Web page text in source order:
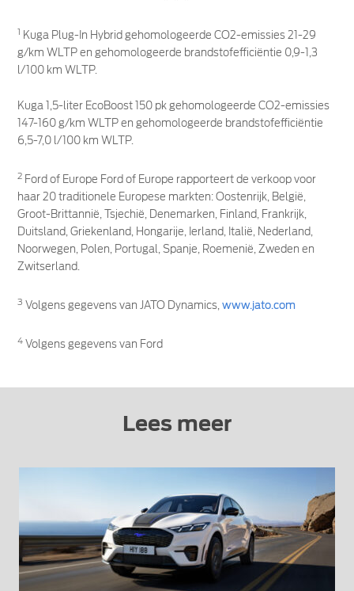
1 Kuga Plug-In Hybrid gehomologeerde CO2-emissies 21-29
g/km WLTP en gehomologeerde brandstofefficiëntie 0,9-1,3
l/100 km WLTP.
Kuga 1,5-liter EcoBoost 150 pk gehomologeerde CO2-emissies
147-160 g/km WLTP en gehomologeerde brandstofefficiëntie
6,5-7,0 l/100 km WLTP.
2 Ford of Europe Ford of Europe rapporteert de verkoop voor
haar 20 traditionele Europese markten: Oostenrijk, België,
Groot-Brittannië, Tsjechië, Denemarken, Finland, Frankrijk,
Duitsland, Griekenland, Hongarije, Ierland, Italië, Nederland,
Noorwegen, Polen, Portugal, Spanje, Roemenië, Zweden en
Zwitserland.
3 Volgens gegevens van JATO Dynamics,www.jato.com
4 Volgens gegevens van Ford
Lees meer